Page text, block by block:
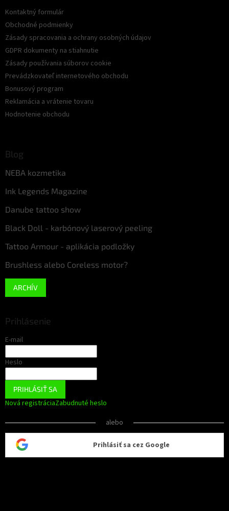
Kontaktný formulár
Obchodné podmienky
Zásady spracovania a ochrany osobných údajov
GDPR dokumenty na stiahnutie
Zásady používania súborov cookie
Prevádzkovateľ internetového obchodu
Bonusový program
Reklamácia a vrátenie tovaru
Hodnotenie obchodu
Blog
NEBA kozmetika
Ink Legends Magazine
Danube tattoo show
Black Doll - karbónový laserový peeling
Tattoo Armour - aplikácia podložky
Brushless alebo Coreless motor?
ARCHÍV
Prihlásenie
E-mail
Heslo
PRIHLÁSIŤ SA
Nová registráciaZabudnuté heslo
alebo
Prihlásiť sa cez Google